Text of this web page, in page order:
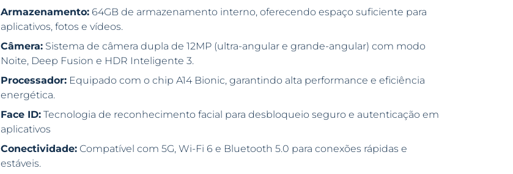
Armazenamento:64GB de armazenamento interno, oferecendo espaço suficiente para
aplicativos, fotos e vídeos.
Câmera:Sistema de câmera dupla de 12MP (ultra-angular e grande-angular) com modo
Noite, Deep Fusion e HDR Inteligente 3.
Processador:Equipado com o chip A14 Bionic, garantindo alta performance e eficiência
energética.
Face ID:Tecnologia de reconhecimento facial para desbloqueio seguro e autenticação em
aplicativos
Conectividade:Compatível com 5G, Wi-Fi 6 e Bluetooth 5.0 para conexões rápidas e
estáveis.